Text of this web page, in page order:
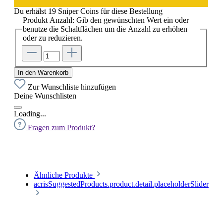
Du erhälst 19 Sniper Coins für diese Bestellung
Produkt Anzahl: Gib den gewünschten Wert ein oder
benutze die Schaltflächen um die Anzahl zu erhöhen
oder zu reduzieren.
In den Warenkorb
Zur Wunschliste hinzufügen
Deine Wunschlisten
Loading...
Fragen zum Produkt?
Ähnliche Produkte
acrisSuggestedProducts.product.detail.placeholderSlider